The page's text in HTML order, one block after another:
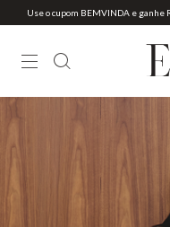
Use o cupom BEMVINDA e ganhe